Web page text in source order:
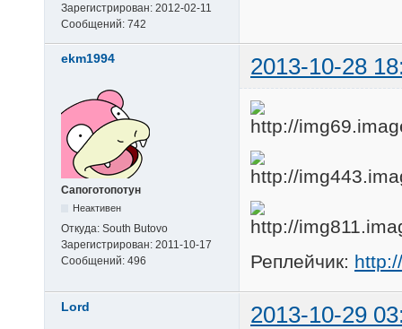
Зарегистрирован: 2012-02-11
Сообщений: 742
ekm1994 2013-10-28
Сапоготопотун
Неактивен
Откуда: South Butovo
Зарегистрирован: 2011-10-17
Сообщений: 496 Реплейчик:
Lord 2013-10-29